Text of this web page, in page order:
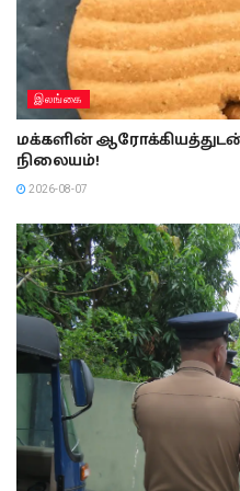
இலங்கை
மக்களின்
நிலையம்!
2026-08-07